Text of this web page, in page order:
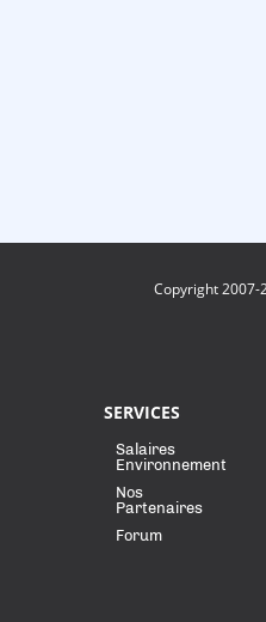
Copyright 2007-
SERVICES
Salaires
Environnement
Nos
Partenaires
Forum